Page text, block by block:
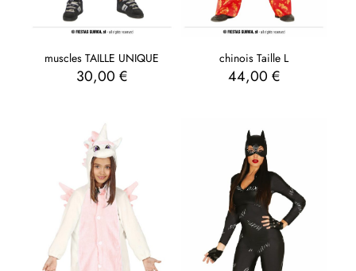
muscles TAILLE UNIQUE
30,00€
chinois Taille L
44,00 €